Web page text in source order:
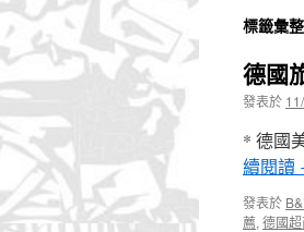
內
容
標籤彙整
德國
發表於
* 德國
續閱讀
發表於
薦, 德國